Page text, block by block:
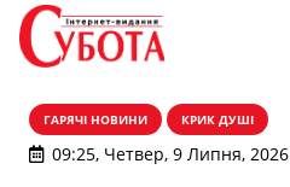
ГАРЯЧІ НОВИНИ КРИК ДУШІ
09:25, Четвер, 9 Липня, 2026